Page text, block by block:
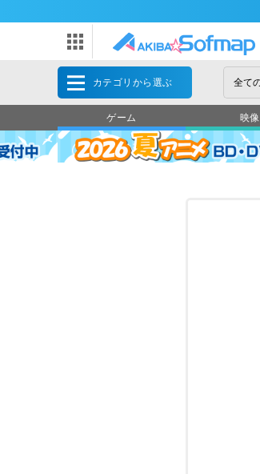
カテゴリから選ぶ
ゲーム 映像